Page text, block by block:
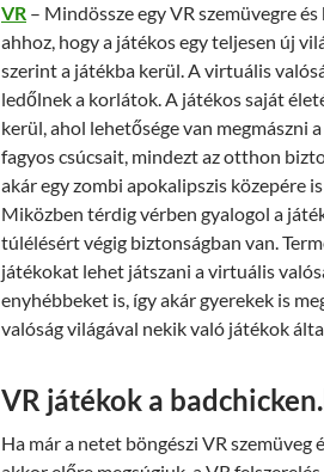
VR – Mindössze egy VR szemüvegre
ahhoz, hogy a játékos egy teljesen új
szerint a játékba kerül. A virtuális
ledőlnek a korlátok. A játékos saját
kerül, ahol lehetősége van megmászni
fagyos csúcsait, mindezt az otthon
akár egy zombi apokalipszis közepére
Miközben térdig vérben gyalogol a
túlélésért végig biztonságban van.
játékokat lehet játszani a virtuális
enyhébbeket is, így akár gyerekek is
valóság világával nekik való játékok
VR játékok a
Ha már a netet böngészi VR